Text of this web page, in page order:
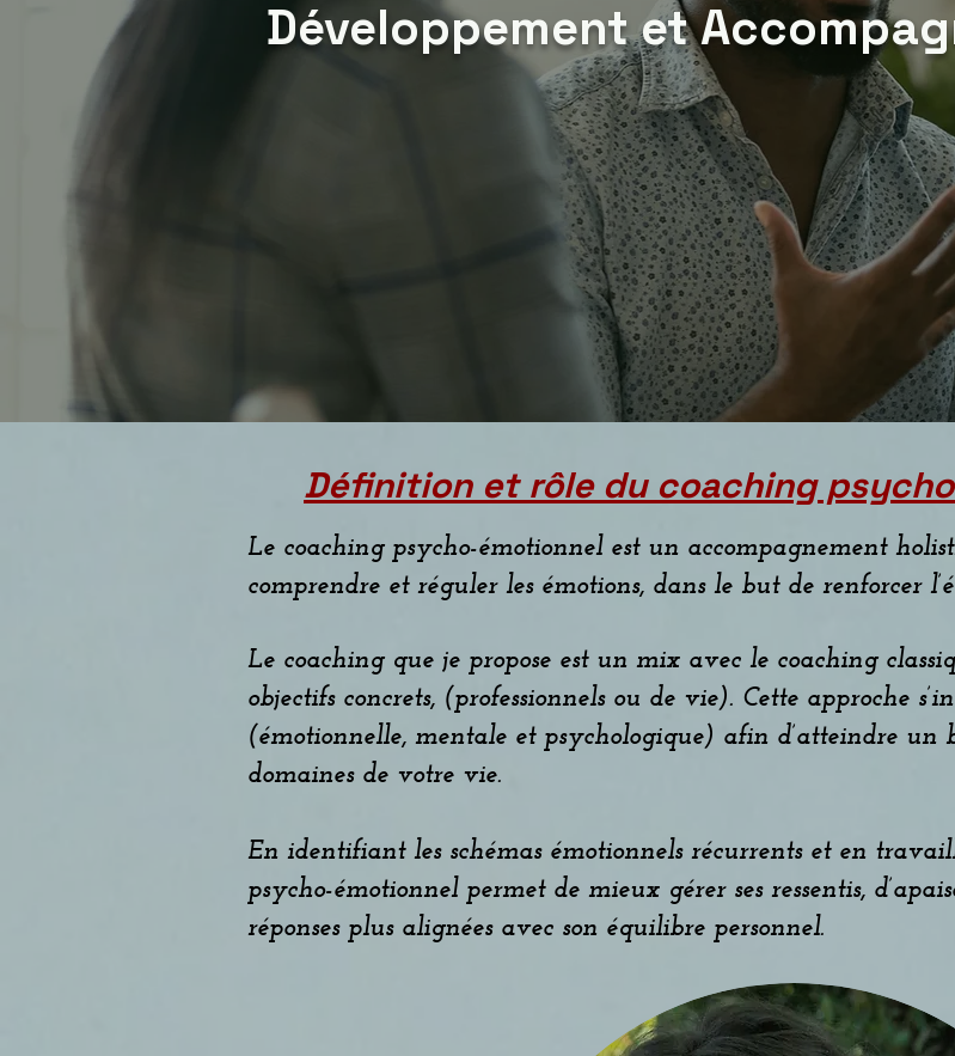
Développement et
Définition et rôle du coaching
Le coaching psycho-émotionnel est un accompagnement
comprendre et réguler les émotions, dans le but de renforcer
Le coaching que je propose est un mix avec le coaching
objectifs concrets, (professionnels ou de vie). Cette approche
(émotionnelle, mentale et psychologique) afin d’atteindre un
domaines de votre vie.
En identifiant les schémas émotionnels récurrents et en
psycho-émotionnel permet de mieux gérer ses ressentis,
réponses plus alignées avec son équilibre personnel.